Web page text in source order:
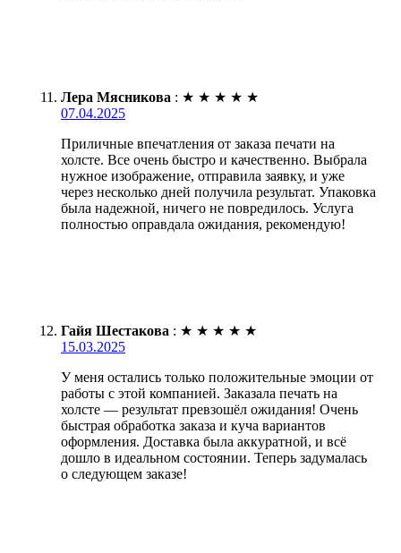
Лера Мясникова : ★ ★ ★ ★ ★
07.04.2025
Приличные впечатления от заказа печати на
холсте. Все очень быстро и качественно. Выбрала
нужное изображение, отправила заявку, и уже
через несколько дней получила результат. Упаковка
была надежной, ничего не повредилось. Услуга
полностью оправдала ожидания, рекомендую!
Гайя Шестакова : ★ ★ ★ ★ ★
15.03.2025
У меня остались только положительные эмоции от
работы с этой компанией. Заказала печать на
холсте — результат превзошёл ожидания! Очень
быстрая обработка заказа и куча вариантов
оформления. Доставка была аккуратной, и всё
дошло в идеальном состоянии. Теперь задумалась
о следующем заказе!